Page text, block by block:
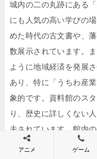
城内の二の丸跡にある
にも人気の高い学びの
めた時代の古文書や、
数展示されています。
ように地域経済を発展
あり、特に「うちわ産
象的です。資料館のス
り、歴史に詳しくない
夫されています。館内
紹介する展示もあり、
アニメ ゲーム